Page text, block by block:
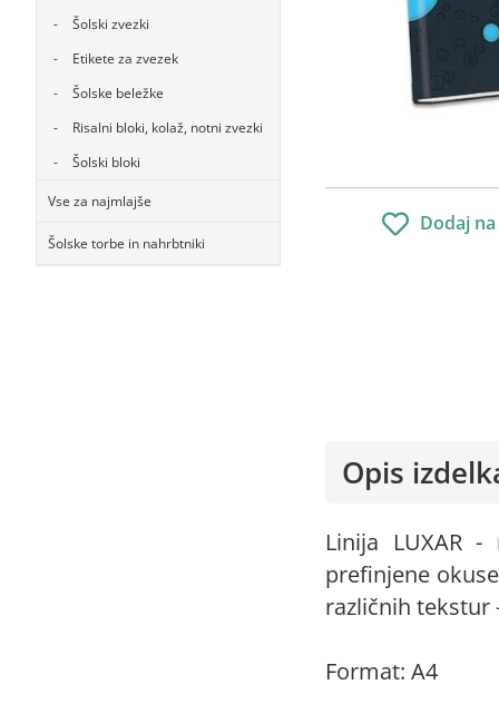
Šolski zvezki
Etikete za zvezek
Šolske beležke
Risalni bloki, kolaž, notni zvezki
Šolski bloki
Vse za najmlajše
Šolske torbe in nahrbtniki
Dodaj
Opis
Linija LUXAR
prefinjene
različnih tekstur
Format: A4